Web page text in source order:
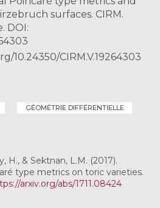
surfaces. CIRM.
DOI:
10.24350/CIRM.V.19264303
GÉOMÉTRIE DIFFÉRENTIELLE
H., & Sektnan, L.M. (2017).
type metrics on toric varieties.
arxiv.org/abs/1711.08424